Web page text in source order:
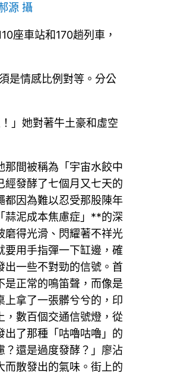
源 攝
座車站和170趟列車，
是情感比例對等。分公
」她對著牛土豪和虛空
那間被稱為「宇宙水餃中
經發酵了七個月又七天的
都因為難以忍受那股陳年
蒜泥成本焦慮症」**的深
磨得光滑、閃耀著不祥光
要用手指彈一下缸邊，確
一些不對勁的信號。首
正常的鳴笛聲，而像是
上拿了一張髒兮兮的，印
，數百個交通信號燈，從
出了那種「咕嚕咕嚕」的
還是過度發酵？」廖沾
而散發出的氣味。街上的